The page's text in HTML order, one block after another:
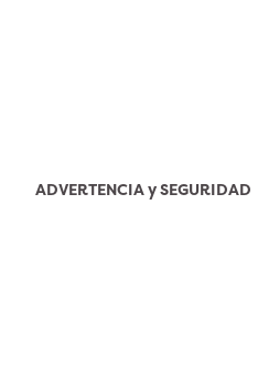
ADVERTENCIA y SEGURIDAD